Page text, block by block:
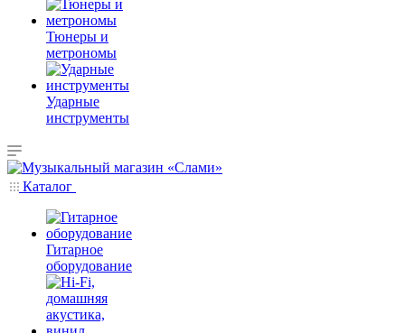
Тюнеры и
метрономы
Ударные
инструменты
Каталог
Гитарное
оборудование